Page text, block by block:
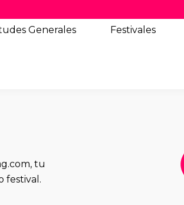
Generales Festivales
tu
festival.